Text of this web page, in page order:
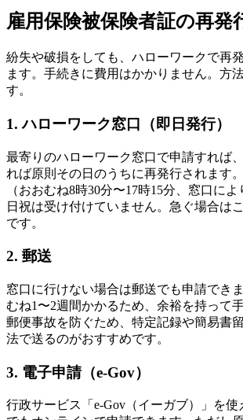
雇用保険被保険者証の再発
紛失や破損をしても、ハローワークで再
ます。手続きに費用はかかりません。方
す。
1. ハローワーク窓口（即日発行）
最寄りのハローワーク窓口で申請すれば
れば原則その日のうちに再発行されます
（おおむね8時30分〜17時15分、窓口に
日祝は受け付けていません。急ぐ場合は
です。
2. 郵送
窓口に行けない場合は郵送でも申請でき
むね1〜2週間かかるため、余裕を持って
郵便事故を防ぐため、特定記録や簡易書
法で送るのがおすすめです。
3. 電子申請（e-Gov）
行政サービス「e-Gov（イーガブ）」を使